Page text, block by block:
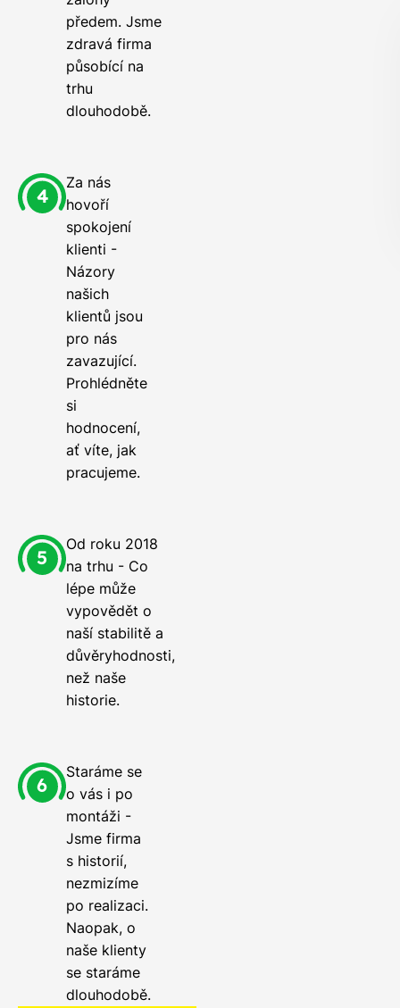
předem. Jsme
zdravá firma
působící na
trhu
dlouhodobě.
Za nás
hovoří
spokojení
klienti -
Názory
našich
klientů jsou
pro nás
zavazující.
Prohlédněte
si
hodnocení,
ať víte, jak
pracujeme.
Od roku 2018
na trhu - Co
lépe může
vypovědět o
naší stabilitě a
důvěryhodnosti,
než naše
historie.
Staráme se
o vás i po
montáži -
Jsme firma
s historií,
nezmizíme
po realizaci.
Naopak, o
naše klienty
se staráme
dlouhodobě.